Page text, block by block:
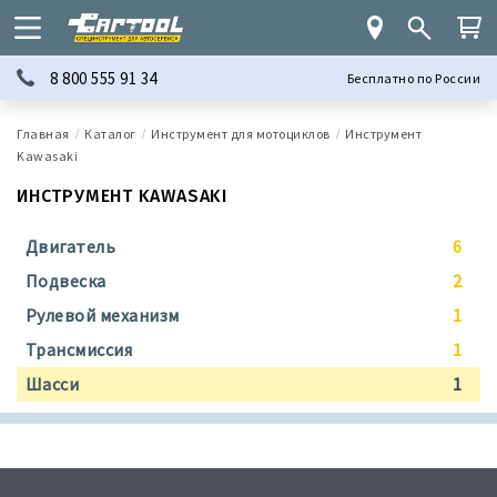
8 800 555 91 34 Бесплатно по России
Каталог Инструмент для мотоциклов
Инструмент
Kawasaki
ИНСТРУМЕНТ KAWASAKI
Двигатель
6
Подвеска
2
Рулевой механизм
1
Трансмиссия
1
Шасси
1